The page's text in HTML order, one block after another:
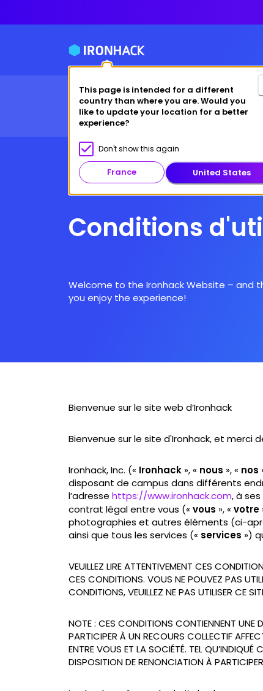
This page is intended for a different
country than where you are. Would you
like to update your location for a better
experience?
Don't show this again
France United States
Formations Alternance Étudiez à Ironhack
Conditions
Welcome to the Ironhack Website – and
you enjoy the experience!
Bienvenue sur le site web d’Ironhack
Bienvenue sur le site d'Ironhack, et merci
Ironhack, Inc. (« Ironhack », « nous », « nos
disposant de campus dans différents
l’adresse https://www.ironhack.com, à
contrat légal entre vous (« vous », « votre
photographies et autres éléments (ci-
ainsi que tous les services (« services »)
VEUILLEZ LIRE ATTENTIVEMENT CES
CES CONDITIONS. VOUS NE POUVEZ PAS
CONDITIONS, VEUILLEZ NE PAS UTILISER CE
NOTE : CES CONDITIONS CONTIENNENT UNE
PARTICIPER À UN RECOURS COLLECTIF
ENTRE VOUS ET LA SOCIÉTÉ. TEL
DISPOSITION DE RENONCIATION À